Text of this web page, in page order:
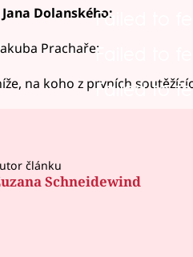
Failed to
Dolanského:
Failed to
Prachaře:
Failed to
na koho z prvních
článku
Schneidewind